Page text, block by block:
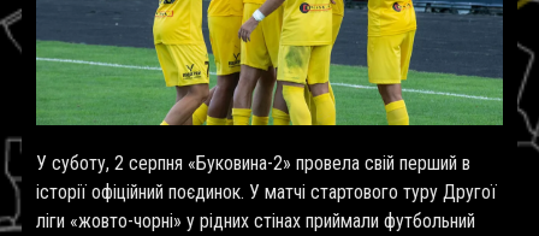
У суботу, 2 серпня «Буковина-2» провела свій перший в
історії офіційний поєдинок. У матчі стартового туру Другої
ліги «жовто-чорні» у рідних стінах приймали футбольний